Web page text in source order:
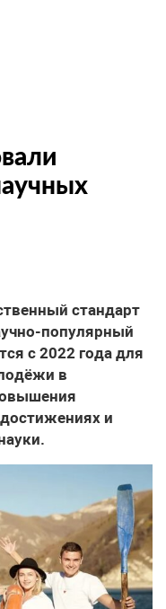
стандарт
популярный
с 2022 года для
в
и